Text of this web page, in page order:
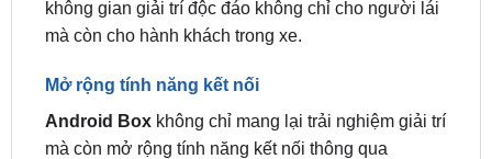
Mở rộng tính năng kết nối
mà còn mở rộng tính năng kết nối thông qua
Bluetooth, Wi-Fi, cổng USB và cả khe cắm thẻ nhớ.
Điều này giúp người dùng dễ dàng kết nối với các